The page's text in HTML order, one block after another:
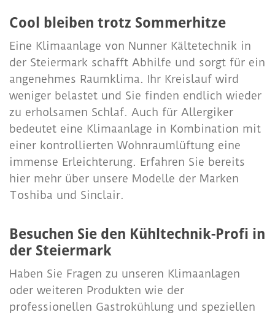
Cool bleiben trotz Sommerhitze
Eine Klimaanlage von Nunner Kältetechnik in
der Steiermark schafft Abhilfe und sorgt für ein
angenehmes Raumklima. Ihr Kreislauf wird
weniger belastet und Sie finden endlich wieder
zu erholsamen Schlaf. Auch für Allergiker
bedeutet eine Klimaanlage in Kombination mit
einer kontrollierten Wohnraumlüftung eine
immense Erleichterung. Erfahren Sie bereits
hier mehr über unsere Modelle der Marken
Toshiba und Sinclair.
Besuchen Sie den Kühltechnik-Profi in
der Steiermark
Haben Sie Fragen zu unseren Klimaanlagen
oder weiteren Produkten wie der
professionellen Gastrokühlung und speziellen